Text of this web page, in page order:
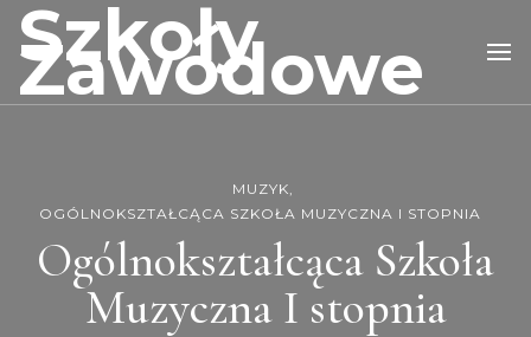
Szkoły
Zawodowe
MUZYK
OGÓLNOKSZTAŁCĄCA SZKOŁA MUZYCZNA I STOPNIA
Ogólnokształcąca Szkoła
Muzyczna I stopnia